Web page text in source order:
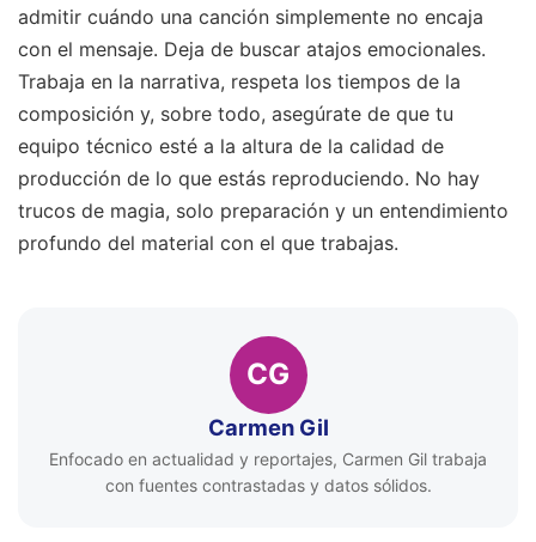
admitir cuándo una canción simplemente no encaja
con el mensaje. Deja de buscar atajos emocionales.
Trabaja en la narrativa, respeta los tiempos de la
composición y, sobre todo, asegúrate de que tu
equipo técnico esté a la altura de la calidad de
producción de lo que estás reproduciendo. No hay
trucos de magia, solo preparación y un entendimiento
profundo del material con el que trabajas.
CG
Carmen Gil
Enfocado en actualidad y reportajes, Carmen Gil trabaja
con fuentes contrastadas y datos sólidos.